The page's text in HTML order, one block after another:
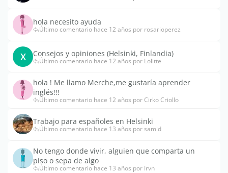
hola necesito ayuda
Último comentario hace 12 años por rosarioperez
X Consejos y opiniones (Helsinki, Finlandia)
Último comentario hace 12 años por Lolitte
hola ! Me llamo Merche,me gustaría aprender
inglés!!!
Último comentario hace 12 años por Cirko Criollo
Trabajo para españoles en Helsinki
Último comentario hace 13 años por samid
No tengo donde vivir, alguien que comparta un
piso o sepa de algo
Último comentario hace 13 años por Irvn